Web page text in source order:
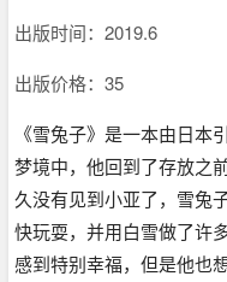
出版时间：2019.6
出版价格：35
《雪兔子》是一本由日本
梦境中，他回到了存放之
久没有见到小亚了，雪兔
快玩耍，并用白雪做了许
感到特别幸福，但是他也